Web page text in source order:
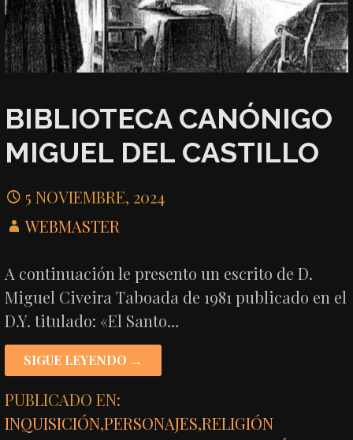
BIBLIOTECA CANÓNIGO
MIGUEL DEL CASTILLO
5 NOVIEMBRE, 2024
WEBMASTER
A continuación le presento un escrito de D.
Miguel Civeira Taboada de 1981 publicado en el
D.Y. titulado: «El Santo…
SIGUE LEYENDO →
PUBLICADO EN:
INQUISICIÓN,PERSONAJES,RELIGIÓN